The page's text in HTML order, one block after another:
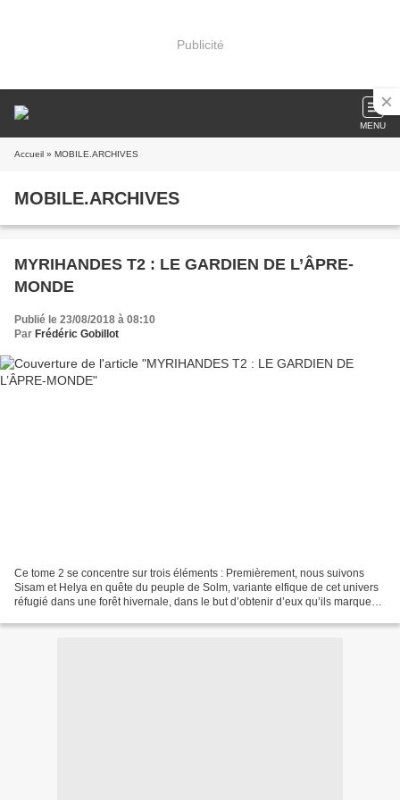
Publicité
MENU
Accueil » MOBILE.ARCHIVES
MOBILE.ARCHIVES
MYRIHANDES T2 : LE GARDIEN DE L’ÂPRE-
MONDE
Publié le 23/08/2018 à 08:10
Par Frédéric Gobillot
Ce tome 2 se concentre sur trois éléments : Premièrement, nous suivons
Sisam et Helya en quête du peuple de Solm, variante elfique de cet univers
réfugié dans une forêt hivernale, dans le but d’obtenir d’eux qu’ils marquent